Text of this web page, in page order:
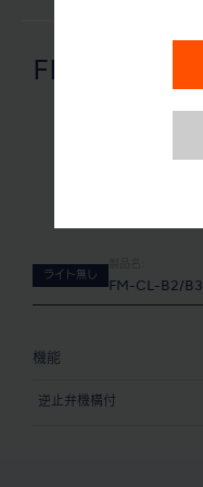
FM-CL-B2/B3
ライト無し
FM-CL-B2/B3
機能
逆止弁機構付